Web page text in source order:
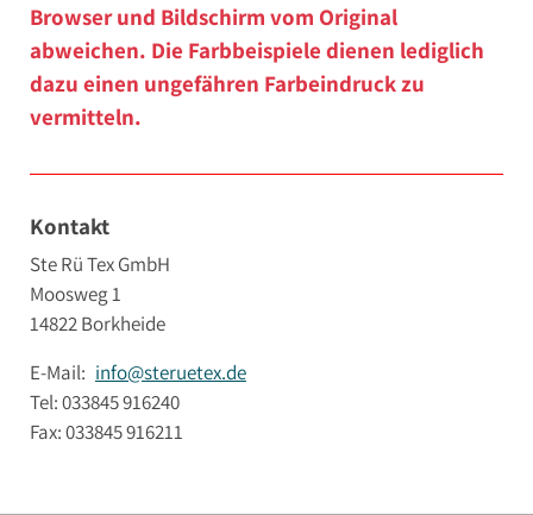
Browser und Bildschirm vom Original
abweichen. Die Farbbeispiele dienen lediglich
dazu einen ungefähren Farbeindruck zu
vermitteln.
Kontakt
Ste Rü Tex GmbH
Moosweg 1
14822 Borkheide
E-Mail: info@steruetex.de
Tel: 033845 916240
Fax: 033845 916211
Schaumstoff B1